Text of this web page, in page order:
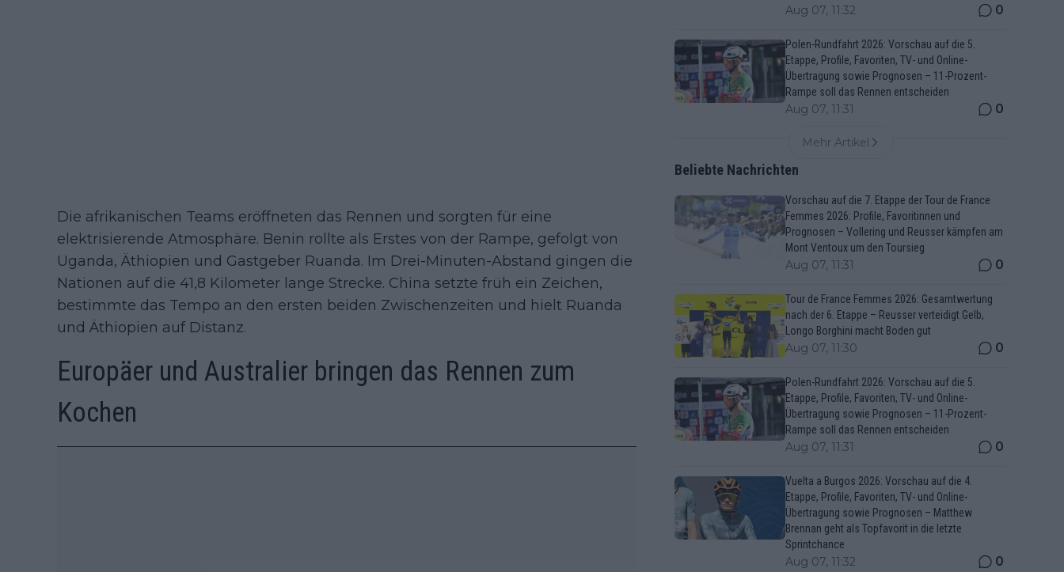
Die afrikanischen Teams eröffneten das Rennen und sorgten für eine
elektrisierende Atmosphäre. Benin rollte als Erstes von der Rampe, gefolgt von
Uganda, Äthiopien und Gastgeber Ruanda. Im Drei-Minuten-Abstand gingen die
Nationen auf die 41,8 Kilometer lange Strecke. China setzte früh ein Zeichen,
bestimmte das Tempo an den ersten beiden Zwischenzeiten und hielt Ruanda
und Äthiopien auf Distanz.
Europäer und Australier bringen das Rennen zum
Kochen
Aug 07, 11:32 0
Polen-Rundfahrt 2026: Vorschau auf die 5.
Etappe, Profile, Favoriten, TV- und Online-
Übertragung sowie Prognosen – 11-Prozent-
Rampe soll das Rennen entscheiden
Aug 07, 11:31 0
Mehr Artikel
Beliebte Nachrichten
Vorschau auf die 7. Etappe der Tour de France
Femmes 2026: Profile, Favoritinnen und
Prognosen – Vollering und Reusser kämpfen am
Mont Ventoux um den Toursieg
Aug 07, 11:31 0
Tour de France Femmes 2026: Gesamtwertung
nach der 6. Etappe – Reusser verteidigt Gelb,
Longo Borghini macht Boden gut
Aug 07, 11:30 0
Polen-Rundfahrt 2026: Vorschau auf die 5.
Etappe, Profile, Favoriten, TV- und Online-
Übertragung sowie Prognosen – 11-Prozent-
Rampe soll das Rennen entscheiden
Aug 07, 11:31 0
Vuelta a Burgos 2026: Vorschau auf die 4.
Etappe, Profile, Favoriten, TV- und Online-
Übertragung sowie Prognosen – Matthew
Brennan geht als Topfavorit in die letzte
Sprintchance
Aug 07, 11:32 0